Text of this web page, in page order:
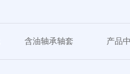
含油轴承轴套 产品